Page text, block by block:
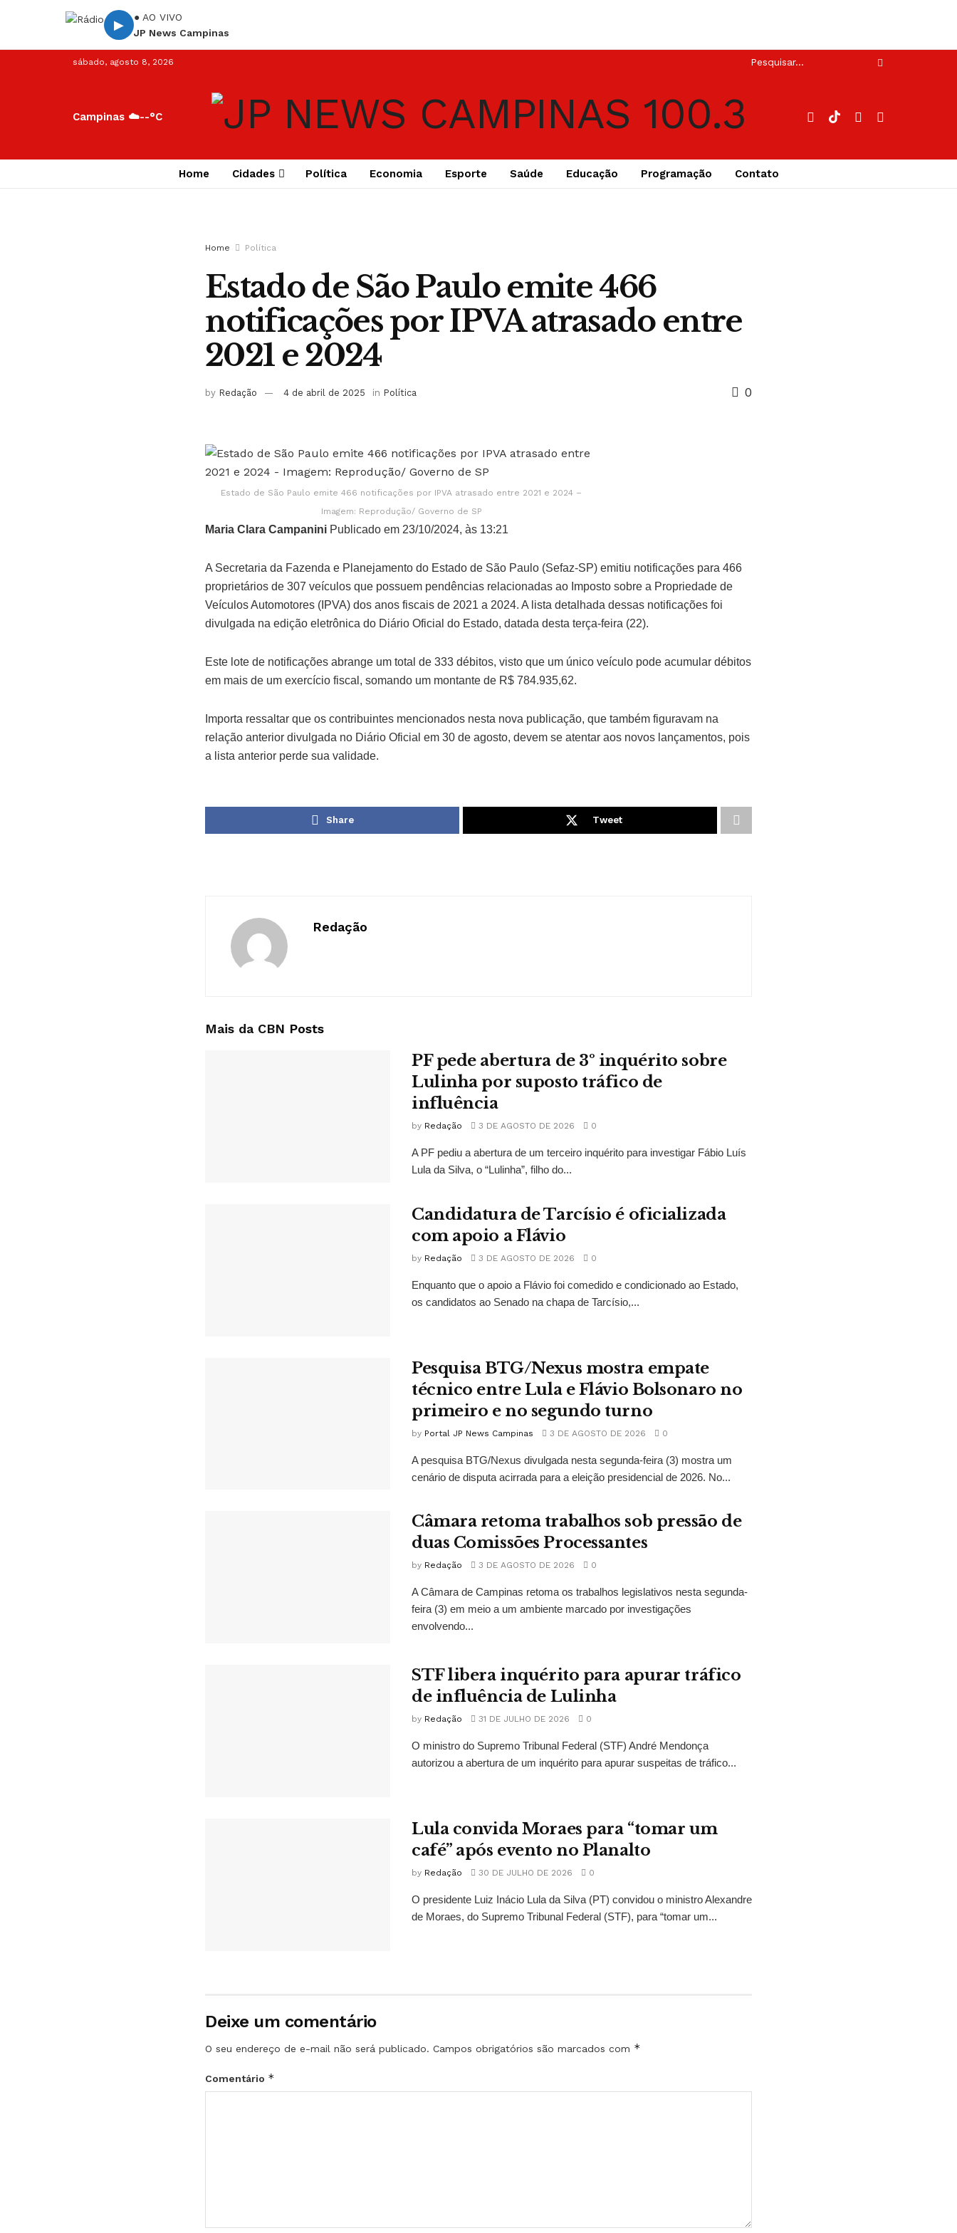
▶
● AO VIVO
JP News Campinas
sábado, agosto 8, 2026
Campinas ☁️--°C
Home Cidades Política Economia Esporte Saúde Educação Programação Contato
Home Política
Estado de São Paulo emite 466
notificações por IPVA atrasado entre
2021 e 2024
by Redação 4 de abril de 2025 in Política 0
Estado de São Paulo emite 466 notificações por IPVA atrasado entre 2021 e 2024 –
Imagem: Reprodução/ Governo de SP
Maria Clara Campanini Publicado em 23/10/2024, às 13:21
A Secretaria da Fazenda e Planejamento do Estado de São Paulo (Sefaz-SP) emitiu notificações para 466
proprietários de 307 veículos que possuem pendências relacionadas ao Imposto sobre a Propriedade de
Veículos Automotores (IPVA) dos anos fiscais de 2021 a 2024. A lista detalhada dessas notificações foi
divulgada na edição eletrônica do Diário Oficial do Estado, datada desta terça-feira (22).
Este lote de notificações abrange um total de 333 débitos, visto que um único veículo pode acumular débitos
em mais de um exercício fiscal, somando um montante de R$ 784.935,62.
Importa ressaltar que os contribuintes mencionados nesta nova publicação, que também figuravam na
relação anterior divulgada no Diário Oficial em 30 de agosto, devem se atentar aos novos lançamentos, pois
a lista anterior perde sua validade.
Share Tweet
Redação
Mais da CBN Posts
PF pede abertura de 3º inquérito sobre
Lulinha por suposto tráfico de
influência
by Redação 3 DE AGOSTO DE 2026 0
A PF pediu a abertura de um terceiro inquérito para investigar Fábio Luís
Lula da Silva, o “Lulinha”, filho do...
Candidatura de Tarcísio é oficializada
com apoio a Flávio
by Redação 3 DE AGOSTO DE 2026 0
Enquanto que o apoio a Flávio foi comedido e condicionado ao Estado,
os candidatos ao Senado na chapa de Tarcísio,...
Pesquisa BTG/Nexus mostra empate
técnico entre Lula e Flávio Bolsonaro no
primeiro e no segundo turno
by Portal JP News Campinas 3 DE AGOSTO DE 2026 0
A pesquisa BTG/Nexus divulgada nesta segunda-feira (3) mostra um
cenário de disputa acirrada para a eleição presidencial de 2026. No...
Câmara retoma trabalhos sob pressão de
duas Comissões Processantes
by Redação 3 DE AGOSTO DE 2026 0
A Câmara de Campinas retoma os trabalhos legislativos nesta segunda-
feira (3) em meio a um ambiente marcado por investigações
envolvendo...
STF libera inquérito para apurar tráfico
de influência de Lulinha
by Redação 31 DE JULHO DE 2026 0
O ministro do Supremo Tribunal Federal (STF) André Mendonça
autorizou a abertura de um inquérito para apurar suspeitas de tráfico...
Lula convida Moraes para “tomar um
café” após evento no Planalto
by Redação 30 DE JULHO DE 2026 0
O presidente Luiz Inácio Lula da Silva (PT) convidou o ministro Alexandre
de Moraes, do Supremo Tribunal Federal (STF), para “tomar um...
Deixe um comentário
O seu endereço de e-mail não será publicado. Campos obrigatórios são marcados com *
Comentário *